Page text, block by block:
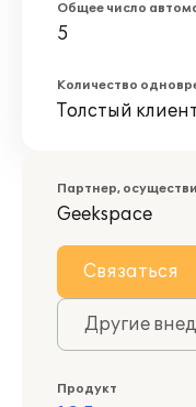
Общее число
5
Количество
Толстый
Партнер,
Geekspace
Связаться
Другие
Продукт